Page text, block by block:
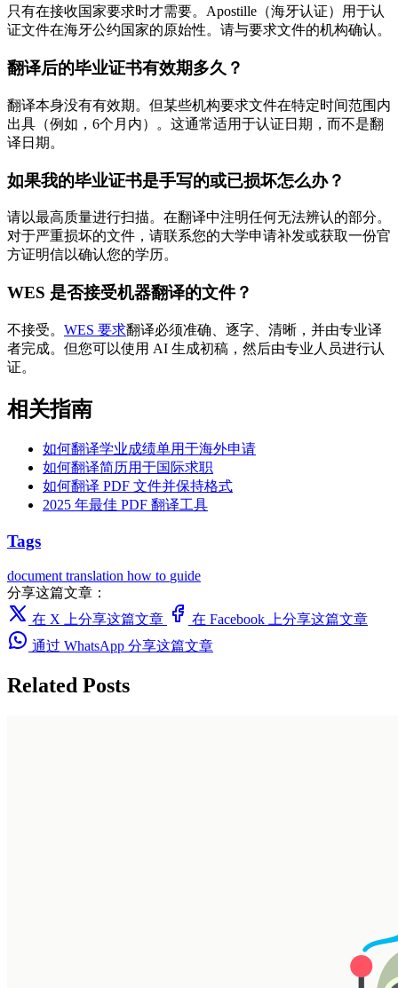
只有在接收国家要求时才需要。Apostille（海牙认证）用于认
证文件在海牙公约国家的原始性。请与要求文件的机构确认。
翻译后的毕业证书有效期多久？
翻译本身没有有效期。但某些机构要求文件在特定时间范围内
出具（例如，6个月内）。这通常适用于认证日期，而不是翻
译日期。
如果我的毕业证书是手写的或已损坏怎么办？
请以最高质量进行扫描。在翻译中注明任何无法辨认的部分。
对于严重损坏的文件，请联系您的大学申请补发或获取一份官
方证明信以确认您的学历。
WES 是否接受机器翻译的文件？
不接受。 WES 要求翻译必须准确、逐字、清晰，并由专业译
者完成。但您可以使用 AI 生成初稿，然后由专业人员进行认
证。
相关指南
如何翻译学业成绩单用于海外申请
如何翻译简历用于国际求职
如何翻译 PDF 文件并保持格式
2025 年最佳 PDF 翻译工具
Tags
document translation how to guide
分享这篇文章：
在 X 上分享这篇文章
在 Facebook 上分享这篇文章
通过 WhatsApp 分享这篇文章
Related Posts